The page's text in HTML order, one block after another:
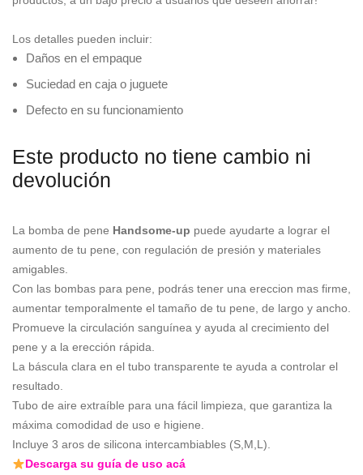
Los detalles pueden incluir:
Daños en el empaque
Suciedad en caja o juguete
Defecto en su funcionamiento
Este producto no tiene cambio ni
devolución
La bomba de pene Handsome-up puede ayudarte a lograr el
aumento de tu pene, con regulación de presión y materiales
amigables.
Con las bombas para pene, podrás tener una ereccion mas firme,
aumentar temporalmente el tamaño de tu pene, de largo y ancho.
Promueve la circulación sanguínea y ayuda al crecimiento del
pene y a la erección rápida.
La báscula clara en el tubo transparente te ayuda a controlar el
resultado.
Tubo de aire extraíble para una fácil limpieza, que garantiza la
máxima comodidad de uso e higiene.
Incluye 3 aros de silicona intercambiables (S,M,L).
Descarga su guía de uso acá